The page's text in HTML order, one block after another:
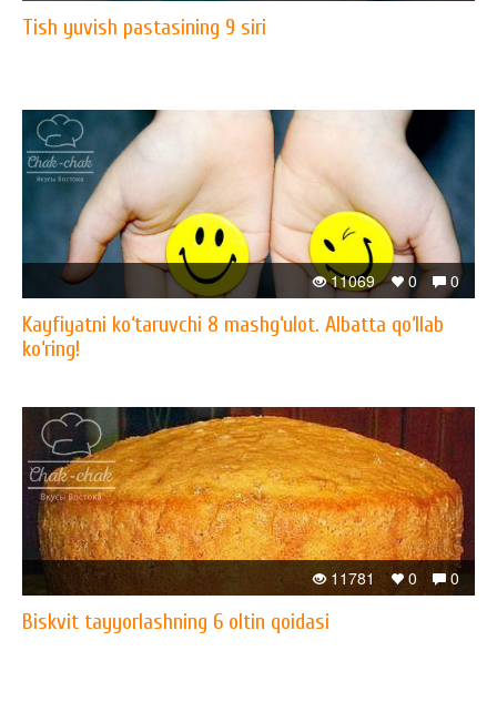
Tish yuvish pastasining 9 siri
0
0
11069
Kayfiyatni ko‘taruvchi 8 mashg‘ulot. Albatta qo‘llab
ko‘ring!
0
0
11781
Biskvit tayyorlashning 6 oltin qoidasi